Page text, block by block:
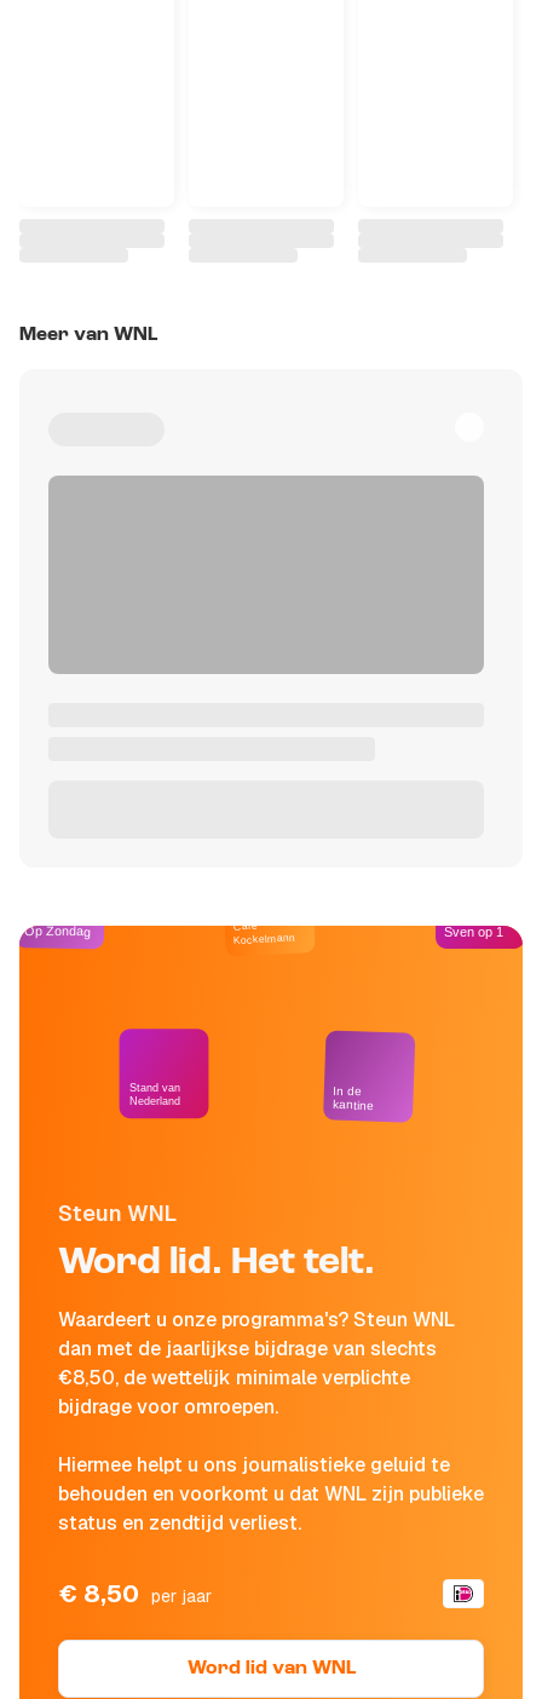
Meer van WNL
Steun WNL
Word lid. Het telt.
Waardeert u onze programma's? Steun WNL
dan met de jaarlijkse bijdrage van slechts
€8,50, de wettelijk minimale verplichte
bijdrage voor omroepen.
Hiermee helpt u ons journalistieke geluid te
behouden en voorkomt u dat WNL zijn publieke
status en zendtijd verliest.
€ 8,50 per jaar
Word lid van WNL
Op Zondag
Stand van
Nederland
Café
Kockelmann
In de
kantine
Sven op 1